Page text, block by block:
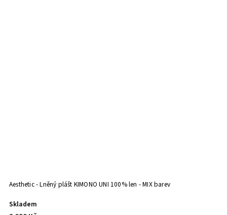
Aesthetic - Lněný plášt KIMONO UNI 100% len - MIX barev
Skladem